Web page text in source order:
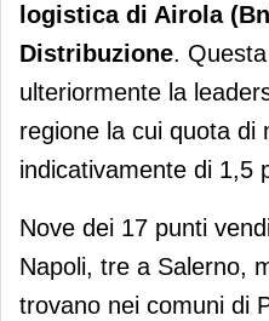
logistica di Airola
Distribuzione.
ulteriormente la
regione la cui quota di
indicativamente di 1,5
Nove dei 17 punti
Napoli, tre a Salerno,
trovano nei comuni di